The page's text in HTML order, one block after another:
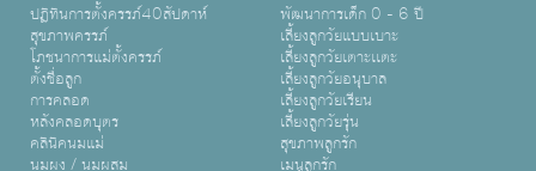
ปฏิทินการตั้งครรภ์40สัปดาห์
สุขภาพครรภ์
โภชนาการแม่ตั้งครรภ์
ตั้งชื่อลูก
การคลอด
หลังคลอดบุตร
คลินิคนมแม่
นมผง / นมผสม
พัฒนาการเด็ก 0 - 6 ปี
เลี้ยงลูกวัยแบบเบาะ
เลี้ยงลูกวัยเตาะเเตะ
เลี้ยงลูกวัยอนุบาล
เลี้ยงลูกวัยเรียน
เลี้ยงลูกวัยรุ่น
สุขภาพลูกรัก
เมนูลูกรัก